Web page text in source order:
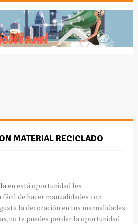
MATERIAL RECICLADO
en está oportunidad les
de hacer manualidades con
la decoración en tus manualidades
te puedes perder la oportunidad